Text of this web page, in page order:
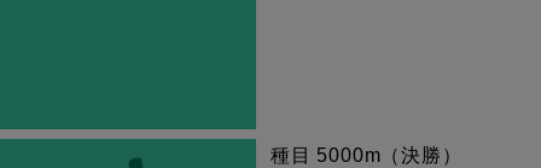
種目 5000m（決勝）